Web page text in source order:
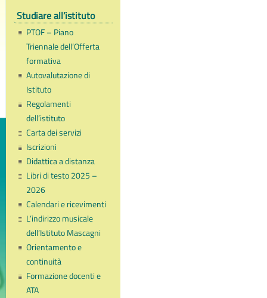
Studiare all’istituto
PTOF – Piano
Triennale dell’Offerta
formativa
Autovalutazione di
Istituto
Regolamenti
dell’istituto
Carta dei servizi
Iscrizioni
Didattica a distanza
Libri di testo 2025 –
2026
Calendari e ricevimenti
L’indirizzo musicale
dell’Istituto Mascagni
Orientamento e
continuità
Formazione docenti e
ATA